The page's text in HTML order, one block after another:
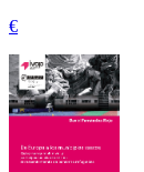
€